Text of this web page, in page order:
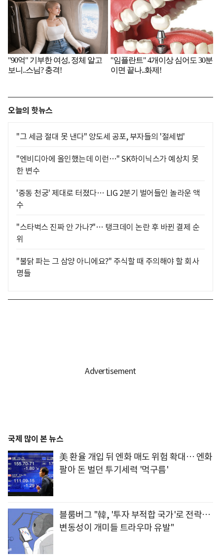
오늘의 핫뉴스
"그 세금 절대 못 낸다" 양도세 공포, 부자들의 '절세법'
"엔비디아에 올인했는데 이런…" SK하이닉스가 예상치 못
한 변수
'중동 천궁' 제대로 터졌다… LIG 2분기 벌어들인 놀라운 액
수
"스타벅스 진짜 안 가나?"… 탱크데이 논란 후 바뀐 결제 순
위
"불닭 파는 그 삼양 아니에요?" 주식할 때 주의해야 할 회사
명들
국제 많이 본 뉴스
美 환율 개입 뒤 엔화 매도 위험 확대… 엔화
팔아 돈 벌던 투기세력 '먹구름'
블룸버그 "韓, '투자 부적합 국가'로 전락…
변동성이 개미들 트라우마 유발"